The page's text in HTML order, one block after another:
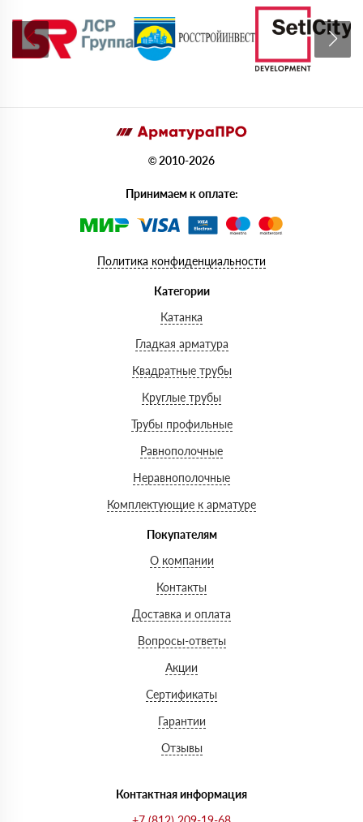
© 2010-2026
Принимаем к оплате:
Политика конфиденциальности
Категории
Катанка
Гладкая арматура
Квадратные трубы
Круглые трубы
Трубы профильные
Равнополочные
Неравнополочные
Комплектующие к арматуре
Покупателям
О компании
Контакты
Доставка и оплата
Вопросы-ответы
Акции
Сертификаты
Гарантии
Отзывы
Контактная информация